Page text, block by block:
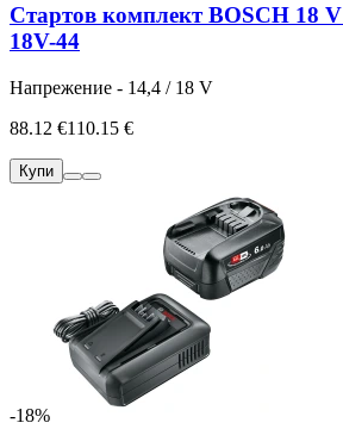
Стартов комплект BOSCH 18
18V-44
Напрежение - 14,4 / 18 V
88.12 €110.15 €
Купи
-18%